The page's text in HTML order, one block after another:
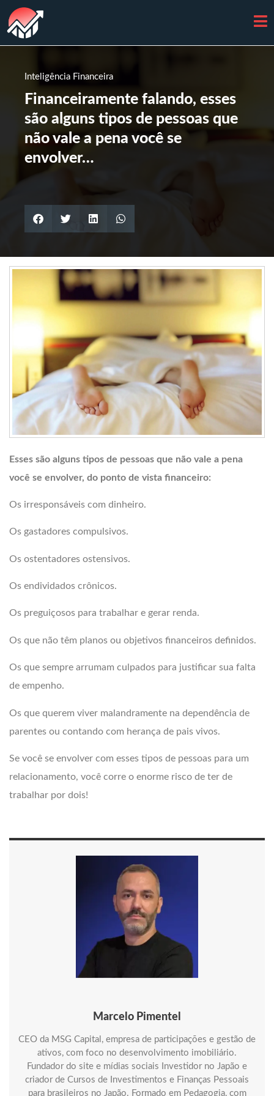
Inteligência Financeira
Financeiramente falando, esses
são alguns tipos de pessoas que
não vale a pena você se
envolver…
Esses são alguns tipos de pessoas que não vale a pena
você se envolver, do ponto de vista financeiro:
Os irresponsáveis com dinheiro.
Os gastadores compulsivos.
Os ostentadores ostensivos.
Os endividados crônicos.
Os preguiçosos para trabalhar e gerar renda.
Os que não têm planos ou objetivos financeiros definidos.
Os que sempre arrumam culpados para justificar sua falta
de empenho.
Os que querem viver malandramente na dependência de
parentes ou contando com herança de pais vivos.
Se você se envolver com esses tipos de pessoas para um
relacionamento, você corre o enorme risco de ter de
trabalhar por dois!
Marcelo Pimentel
CEO da MSG Capital, empresa de participações e gestão de
ativos, com foco no desenvolvimento imobiliário.
Fundador do site e mídias sociais Investidor no Japão e
criador de Cursos de Investimentos e Finanças Pessoais
para brasileiros no Japão. Formado em Pedagogia, com